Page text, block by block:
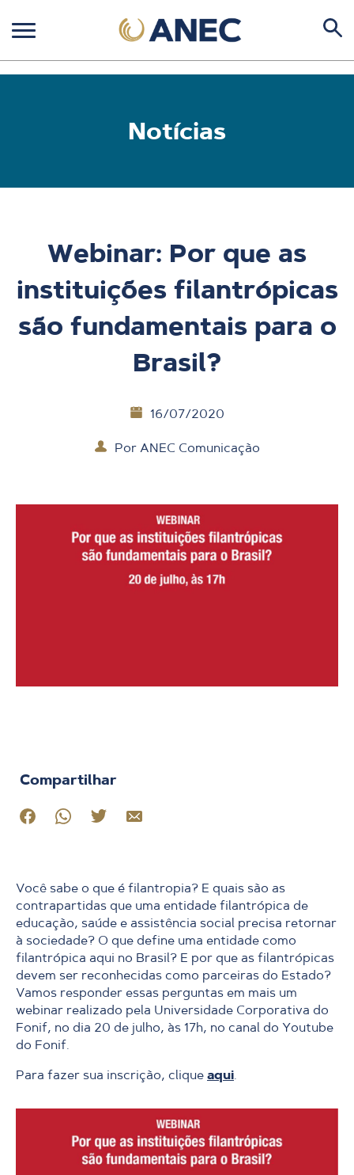
Notícias
Webinar: Por que as
instituições filantrópicas
são fundamentais para o
Brasil?
16/07/2020
PorANEC Comunicação
Compartilhar
Você sabe o que é filantropia? E quais são as
contrapartidas que uma entidade filantrópica de
educação, saúde e assistência social precisa retornar
à sociedade? O que define uma entidade como
filantrópica aqui no Brasil? E por que as filantrópicas
devem ser reconhecidas como parceiras do Estado?
Vamos responder essas perguntas em mais um
webinar realizado pela Universidade Corporativa do
Fonif, no dia 20 de julho, às 17h, no canal do Youtube
do Fonif.
Para fazer sua inscrição, cliqueaqui.